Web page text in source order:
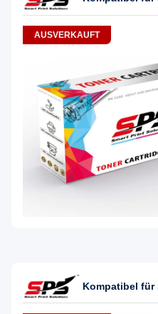
AUSVERKAUFT
Kompatibel für